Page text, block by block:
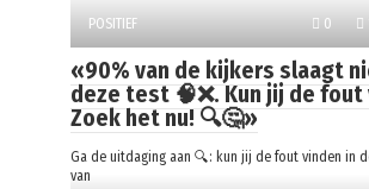
POSITIEF
0
«90% van de kijkers slaagt
deze test 🧠❌. Kun jij de fout
Zoek het nu! 🔍🤔»
Ga de uitdaging aan 🔍: kun jij de fout vinden in
van